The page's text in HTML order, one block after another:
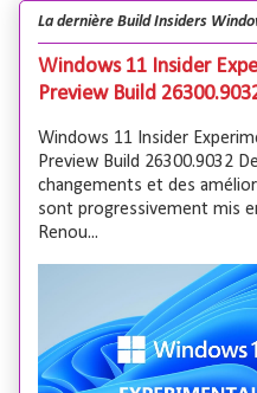
La dernière Build Insiders
Windows 11 Insider
Preview Build
Windows 11 Insider
Preview Build 26300.9032
changements et des
sont progressivement mis
Renou...